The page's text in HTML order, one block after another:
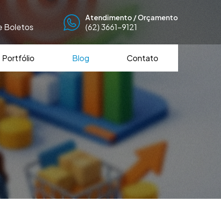
Boletos
Atendimento / Orçamento
(62) 3661-9121
Portfólio Blog Contato